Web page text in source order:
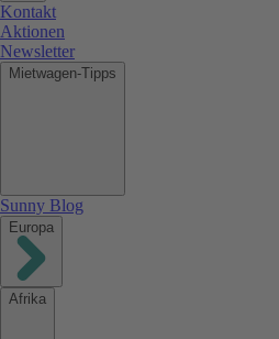
Kontakt
Aktionen
Newsletter
Mietwagen-Tipps
Sunny Blog
Europa
Afrika